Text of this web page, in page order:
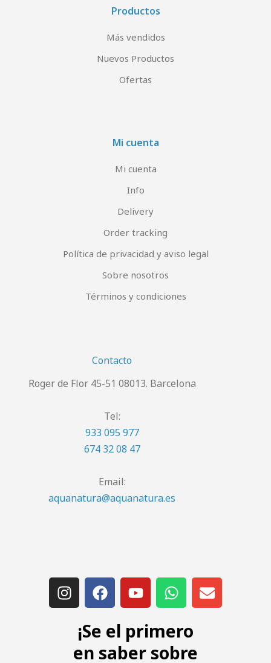
Productos
Más vendidos
Nuevos Productos
Ofertas
Mi cuenta
Mi cuenta
Info
Delivery
Order tracking
Política de privacidad y aviso legal
Sobre nosotros
Términos y condiciones
Contacto
Roger de Flor 45-51 08013. Barcelona
Tel:
933 095 977
674 32 08 47
Email:
aquanatura@aquanatura.es
¡Se el primero
en saber sobre